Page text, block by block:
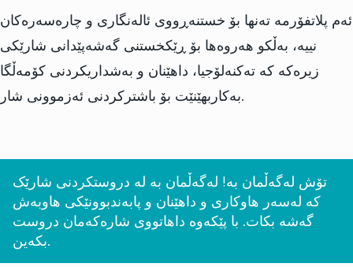
ئەم پلاتفۆرمە تەنها بۆ خستنەڕووی ئالەنگاری و چارەسەرەکان
نییە، بەڵکو هەروەها بۆ ڕێکخستنی گەشەپێدانی شارێکی
زیرەکە کە تەکنەلۆجیا، داهێنان و بەشداریکردنی کۆمەڵگا
بەکاربهێنێت بۆ باشترکردنی ئەزموونی شار.
تۆش لەگەڵمان بە! لەگەڵمان بە لە دروستکردنی شارێک
کە لەسەر هاوکاری و داهێنان و پابەندبوونێکی هاوبەش
گەشە بکات. با پێکەوە داهاتووی شارەکەمان دروست
بکەین.